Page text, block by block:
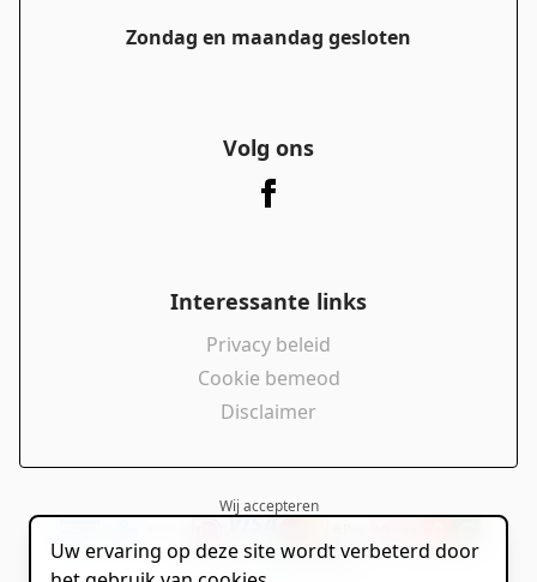
Zondag en maandag gesloten
Volg ons
Interessante links
Privacy beleid
Cookie bemeod
Disclaimer
Wij accepteren
powered by
Uw ervaring op deze site wordt verbeterd door